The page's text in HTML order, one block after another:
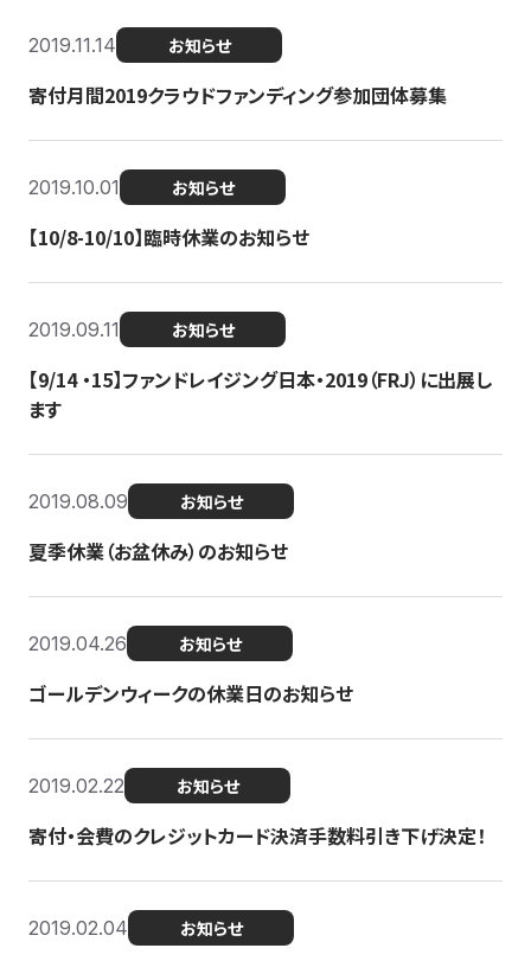
2019.11.14 お知らせ
寄付月間2019クラウドファンディング参加団体募集
2019.10.01 お知らせ
【10/8-10/10】臨時休業のお知らせ
2019.09.11 お知らせ
【9/14 ・15】ファンドレイジング日本・2019（FRJ）に出展し
ます
2019.08.09 お知らせ
夏季休業（お盆休み）のお知らせ
2019.04.26 お知らせ
ゴールデンウィークの休業日のお知らせ
2019.02.22 お知らせ
寄付・会費のクレジットカード決済手数料引き下げ決定！
2019.02.04 お知らせ